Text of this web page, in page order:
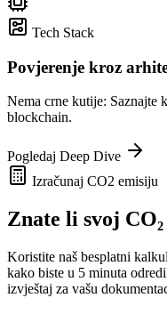
Tech Stack
Povjerenje kroz
Nema crne kutije: Saznajte
blockchain.
Pogledaj Deep Dive
Izračunaj CO2 emisiju
Znate li svoj
Koristite naš besplatni
kako biste u 5 minuta
izvještaj za vašu